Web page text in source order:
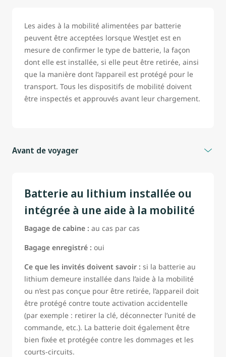
Les aides à la mobilité alimentées par batterie
peuvent être acceptées lorsque WestJet est en
mesure de confirmer le type de batterie, la façon
dont elle est installée, si elle peut être retirée, ainsi
que la manière dont l’appareil est protégé pour le
transport. Tous les dispositifs de mobilité doivent
être inspectés et approuvés avant leur chargement.
Avant de voyager
mobilité alimenté par batterie sont fortement encouragés
à communiquer avec WestJet avant leur départ.
Les invités doivent être prêts à confirmer :
le type de batterie;
si la batterie peut être retirée;
si des outils fournis par le fabricant sont nécessaires
pour retirer la batterie (les outils doivent être fournis au
besoin).
Si ces renseignements ne figurent pas déjà sur la
réservation, l’invité doit être en mesure de les fournir à un
représentant de WestJet avant le départ.
Batterie au lithium installée ou
intégrée à une aide à la mobilité
Bagage de cabine : au cas par cas
Bagage enregistré : oui
Ce que les invités doivent savoir : si la batterie au
lithium demeure installée dans l’aide à la mobilité
ou n’est pas conçue pour être retirée, l’appareil doit
être protégé contre toute activation accidentelle
(par exemple : retirer la clé, déconnecter l’unité de
commande, etc.). La batterie doit également être
bien fixée et protégée contre les dommages et les
courts-circuits.